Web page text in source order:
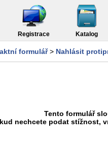
Registrace Katalog
formulář> Nahlásit
Tento formulář
nechcete podat stížnost,